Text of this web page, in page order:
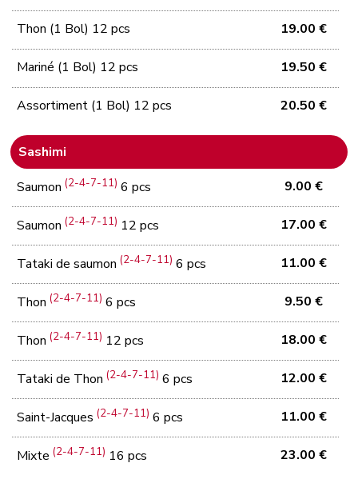
Thon (1 Bol) 12 pcs 19.00 €
Mariné (1 Bol) 12 pcs 19.50 €
Assortiment (1 Bol) 12 pcs 20.50 €
Sashimi
Saumon(2-4-7-11) 6 pcs 9.00 €
Saumon(2-4-7-11) 12 pcs 17.00 €
Tataki de saumon(2-4-7-11) 6 pcs 11.00 €
Thon(2-4-7-11) 6 pcs 9.50 €
Thon(2-4-7-11) 12 pcs 18.00 €
Tataki de Thon(2-4-7-11) 6 pcs 12.00 €
Saint-Jacques(2-4-7-11) 6 pcs 11.00 €
Mixte(2-4-7-11) 16 pcs 23.00 €